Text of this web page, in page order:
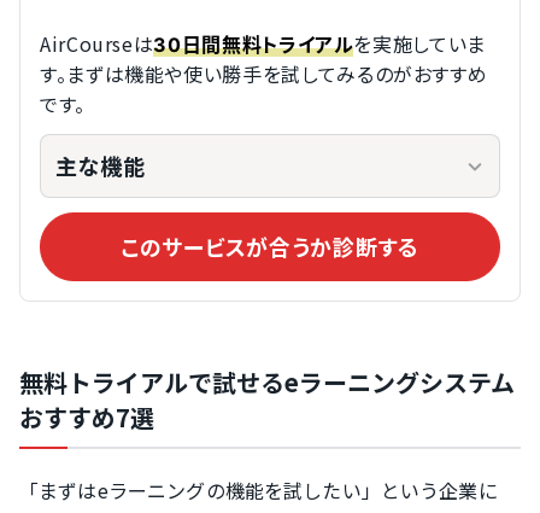
AirCourseは30日間無料トライアルを実施していま
す。まずは機能や使い勝手を試してみるのがおすすめ
です。
主な機能
このサービスが合うか診断する
無料トライアルで試せるeラーニングシステム
おすすめ7選
「まずはeラーニングの機能を試したい」という企業に